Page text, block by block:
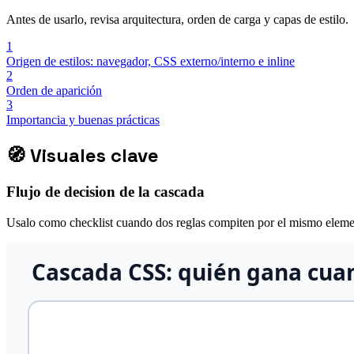
Antes de usarlo, revisa arquitectura, orden de carga y capas de estilo.
1
Origen de estilos: navegador, CSS externo/interno e inline
2
Orden de aparición
3
Importancia y buenas prácticas
🧭Visuales clave
Flujo de decision de la cascada
Usalo como checklist cuando dos reglas compiten por el mismo